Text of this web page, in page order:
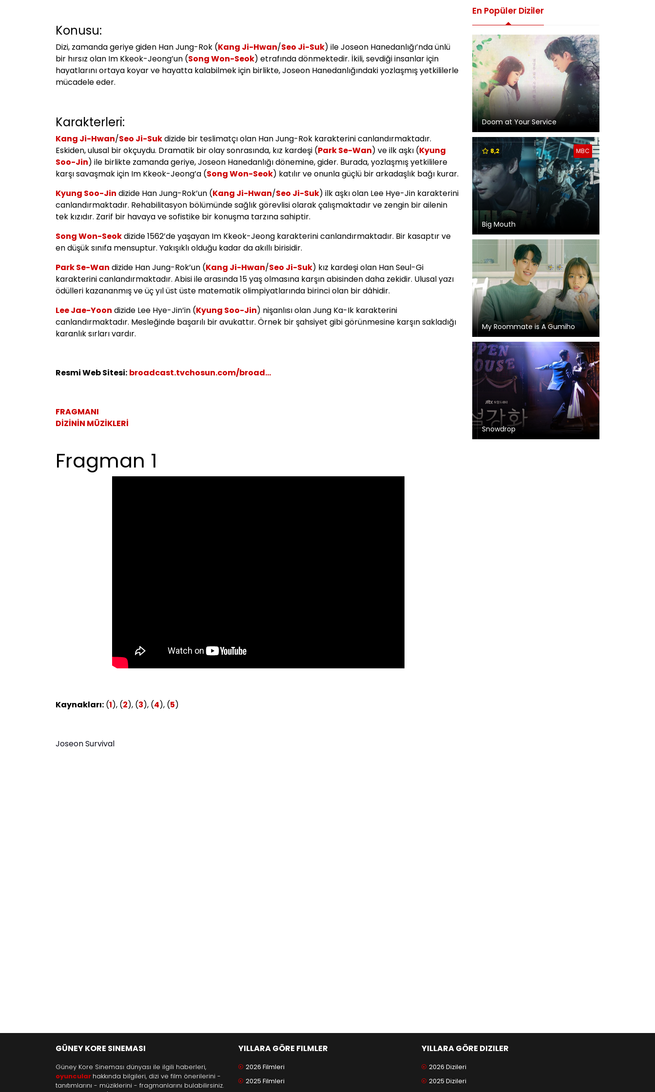
Konusu:
Dizi, zamanda geriye giden Han Jung-Rok (Kang Ji-Hwan/Seo Ji-Suk) ile Joseon Hanedanlığı’nda ünlü
bir hırsız olan Im Kkeok-Jeong’un (Song Won-Seok) etrafında dönmektedir. İkili, sevdiği insanlar için
hayatlarını ortaya koyar ve hayatta kalabilmek için birlikte, Joseon Hanedanlığındaki yozlaşmış yetkililerle
mücadele eder.
Karakterleri:
Kang Ji-Hwan/Seo Ji-Sukdizide bir teslimatçı olan Han Jung-Rok karakterini canlandırmaktadır.
Eskiden, ulusal bir okçuydu. Dramatik bir olay sonrasında, kız kardeşi (Park Se-Wan) ve ilk aşkı (Kyung
Soo-Jin) ile birlikte zamanda geriye, Joseon Hanedanlığı dönemine, gider. Burada, yozlaşmış yetkililere
karşı savaşmak için Im Kkeok-Jeong’a (Song Won-Seok) katılır ve onunla güçlü bir arkadaşlık bağı kurar.
Kyung Soo-Jin dizide Han Jung-Rok’un (Kang Ji-Hwan/Seo Ji-Suk) ilk aşkı olan Lee Hye-Jin karakterini
canlandırmaktadır. Rehabilitasyon bölümünde sağlık görevlisi olarak çalışmaktadır ve zengin bir ailenin
tek kızıdır. Zarif bir havaya ve sofistike bir konuşma tarzına sahiptir.
Song Won-Seokdizide 1562’de yaşayan Im Kkeok-Jeong karakterini canlandırmaktadır. Bir kasaptır ve
en düşük sınıfa mensuptur. Yakışıklı olduğu kadar da akıllı birisidir.
Park Se-Wan dizide Han Jung-Rok’un (Kang Ji-Hwan/Seo Ji-Suk) kız kardeşi olan Han Seul-Gi
karakterini canlandırmaktadır. Abisi ile arasında 15 yaş olmasına karşın abisinden daha zekidir. Ulusal yazı
ödülleri kazananmış ve üç yıl üst üste matematik olimpiyatlarında birinci olan bir dâhidir.
Lee Jae-Yoon dizide Lee Hye-Jin’in (Kyung Soo-Jin) nişanlısı olan Jung Ka-Ik karakterini
canlandırmaktadır. Mesleğinde başarılı bir avukattır. Örnek bir şahsiyet gibi görünmesine karşın sakladığı
karanlık sırları vardır.
Resmi Web Sitesi: broadcast.tvchosun.com/broad...
FRAGMANI
DİZİNİN MÜZİKLERİ
Fragman 1
Kaynakları: (1), (2), (3), (4), (5)
Joseon Survival
En Popüler Diziler
Doom at Your Service
MBC
8,2
Big Mouth
My Roommate is A Gumiho
Snowdrop
GÜNEY KORE SINEMASI
Güney Kore Sineması dünyası ile ilgili haberleri,
oyuncular hakkında bilgileri, dizi ve film önerilerini -
tanıtımlarını - müziklerini - fragmanlarını bulabilirsiniz.
YILLARA GÖRE FILMLER
2026 Filmleri
2025 Filmleri
YILLARA GÖRE DIZILER
2026 Dizileri
2025 Dizileri